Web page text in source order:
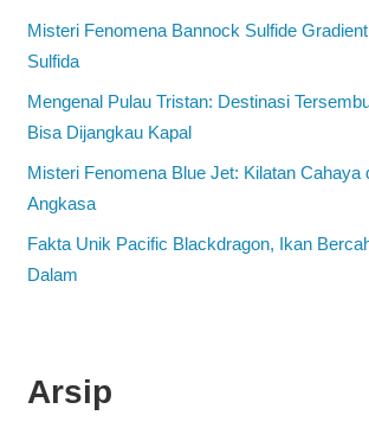
Misteri Fenomena Bannock Sulfide
Sulfida
Mengenal Pulau Tristan: Destinasi
Bisa Dijangkau Kapal
Misteri Fenomena Blue Jet: Kilatan Cahaya
Angkasa
Fakta Unik Pacific Blackdragon, Ikan
Dalam
Arsip